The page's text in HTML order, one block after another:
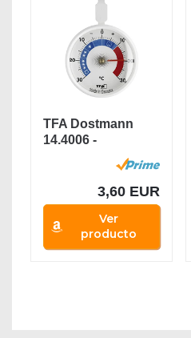
TFA Dostmann
14.4006 -
3,60 EUR
Ver
producto